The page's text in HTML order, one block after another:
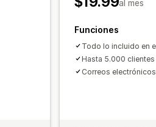
al mes
Funciones
Todo lo incluido en
Hasta 5.000
Correos